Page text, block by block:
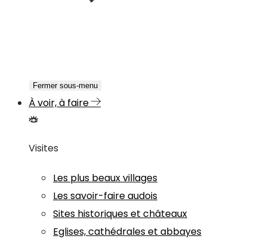
Fermer sous-menu
À voir, à faire
Visites
Les plus beaux villages
Les savoir-faire audois
Sites historiques et châteaux
Eglises, cathédrales et abbayes